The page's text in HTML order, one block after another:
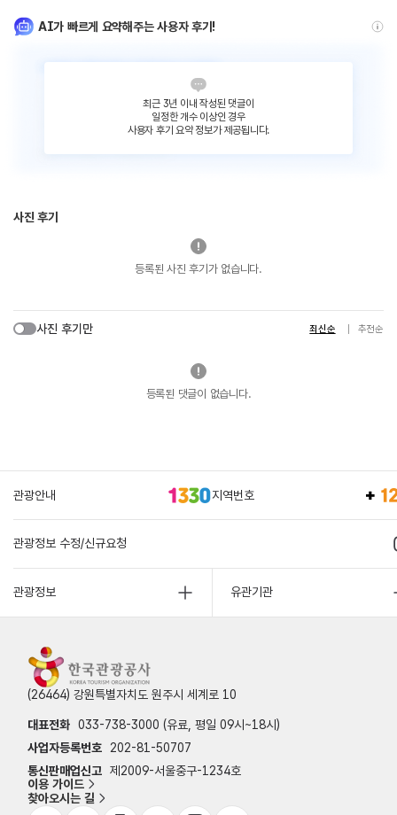
AI가 빠르게 요약해주는 사용자 후기!
최근 3년 이내 작성된 댓글이
일정한 개수 이상인 경우
사용자 후기 요약 정보가 제공됩니다.
사진 후기
등록된 사진 후기가 없습니다.
사진 후기만 최신순 추천순
등록된 댓글이 없습니다.
관광안내 지역번호
관광정보 수정/신규요청
관광정보 유관기관
(26464) 강원특별자치도 원주시 세계로 10
대표전화 033-738-3000 (유료, 평일 09시~18시)
사업자등록번호
202-81-50707
통신판매업신고 제2009-서울중구-1234호
이용 가이드
찾아오시는 길